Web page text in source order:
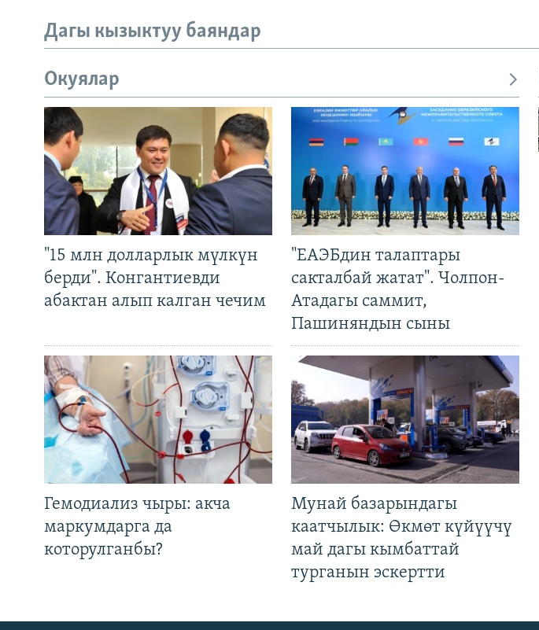
Дагы кызыктуу баяндар
Окуялар
"15 млн долларлык мүлкүн
берди". Конгантиевди
абактан алып калган чечим
"ЕАЭБдин талаптары
сакталбай жатат". Чолпон-
Атадагы саммит,
Пашиняндын сыны
Гемодиализ чыры: акча
маркумдарга да
которулганбы?
Мунай базарындагы
каатчылык: Өкмөт күйүүчү
май дагы кымбаттай
турганын эскертти